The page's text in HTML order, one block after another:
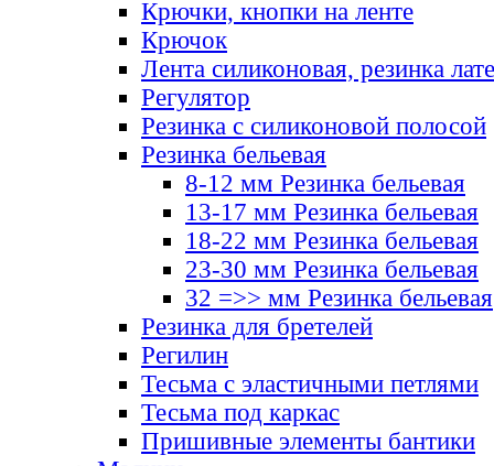
Крючки, кнопки на ленте
Крючок
Лента силиконовая, резинка
Регулятор
Резинка с силиконовой полосой
Резинка бельевая
8-12 мм Резинка бельевая
13-17 мм Резинка бельевая
18-22 мм Резинка бельевая
23-30 мм Резинка бельевая
32 =>> мм Резинка бельевая
Резинка для бретелей
Регилин
Тесьма с эластичными петлями
Тесьма под каркас
Пришивные элементы бантики